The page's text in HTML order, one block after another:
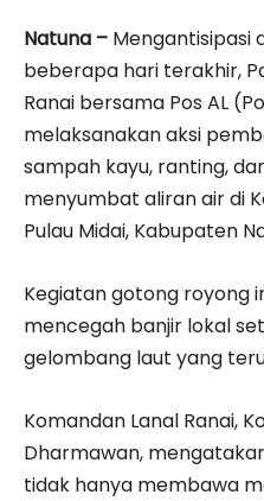
Natuna – Mengantisipasi
beberapa hari terakhir,
Ranai bersama Pos AL
melaksanakan aksi
sampah kayu, ranting,
menyumbat aliran air di
Pulau Midai, Kabupaten
Kegiatan gotong royong
mencegah banjir lokal
gelombang laut yang
Komandan Lanal Ranai,
Dharmawan,
tidak hanya membawa